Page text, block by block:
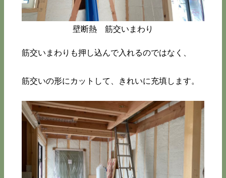
壁断熱 筋交いまわり
筋交いまわりも押し込んで入れるのではなく、
筋交いの形にカットして、きれいに充填します。